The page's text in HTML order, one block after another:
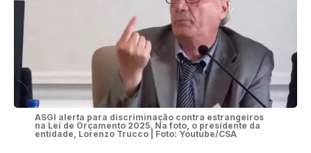
ASGI alerta para discriminação contra estrangeiros
na Lei de Orçamento 2025. Na foto, o presidente da
entidade, Lorenzo Trucco | Foto: Youtube/CSA